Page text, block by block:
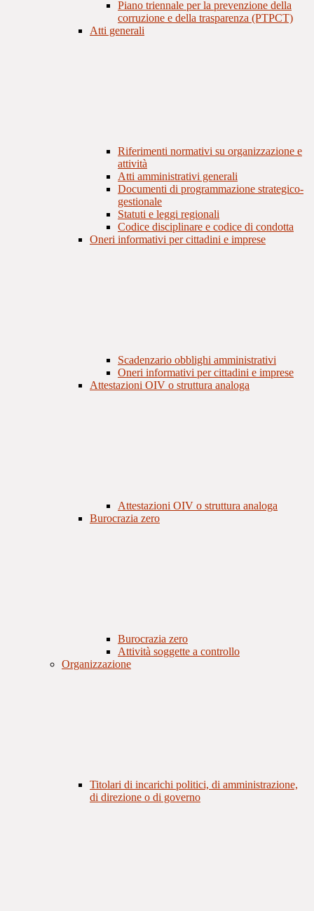
Piano triennale per la prevenzione della
corruzione e della trasparenza (PTPCT)
Atti generali
Riferimenti normativi su organizzazione e
attività
Atti amministrativi generali
Documenti di programmazione strategico-
gestionale
Statuti e leggi regionali
Codice disciplinare e codice di condotta
Oneri informativi per cittadini e imprese
Scadenzario obblighi amministrativi
Oneri informativi per cittadini e imprese
Attestazioni OIV o struttura analoga
Attestazioni OIV o struttura analoga
Burocrazia zero
Burocrazia zero
Attività soggette a controllo
Organizzazione
Titolari di incarichi politici, di amministrazione,
di direzione o di governo